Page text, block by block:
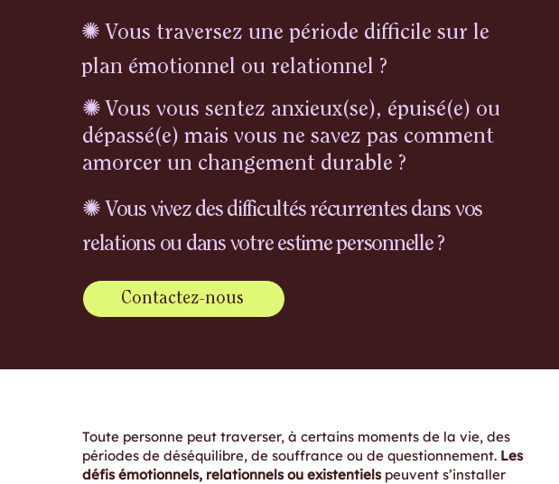
✺ Vous traversez une période difficile sur le
plan émotionnel ou relationnel ?
✺ Vous vous sentez anxieux(se), épuisé(e) ou
dépassé(e) mais vous ne savez pas comment
amorcer un changement durable ?
✺ Vous vivez des difficultés récurrentes dans vos
relations ou dans votre estime personnelle ?
Contactez-nous
Toute personne peut traverser, à certains moments de la vie, des
périodes de déséquilibre, de souffrance ou de questionnement. Les
défis émotionnels, relationnels ou existentielspeuvent s’installer